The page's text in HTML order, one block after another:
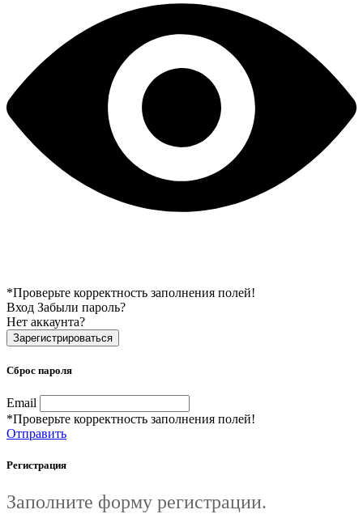
*Проверьте корректность заполнения полей!
Вход Забыли пароль?
Нет аккаунта?
Зарегистрироваться
Сброс пароля
Email
*Проверьте корректность заполнения полей!
Отправить
Регистрация
Заполните форму регистрации.